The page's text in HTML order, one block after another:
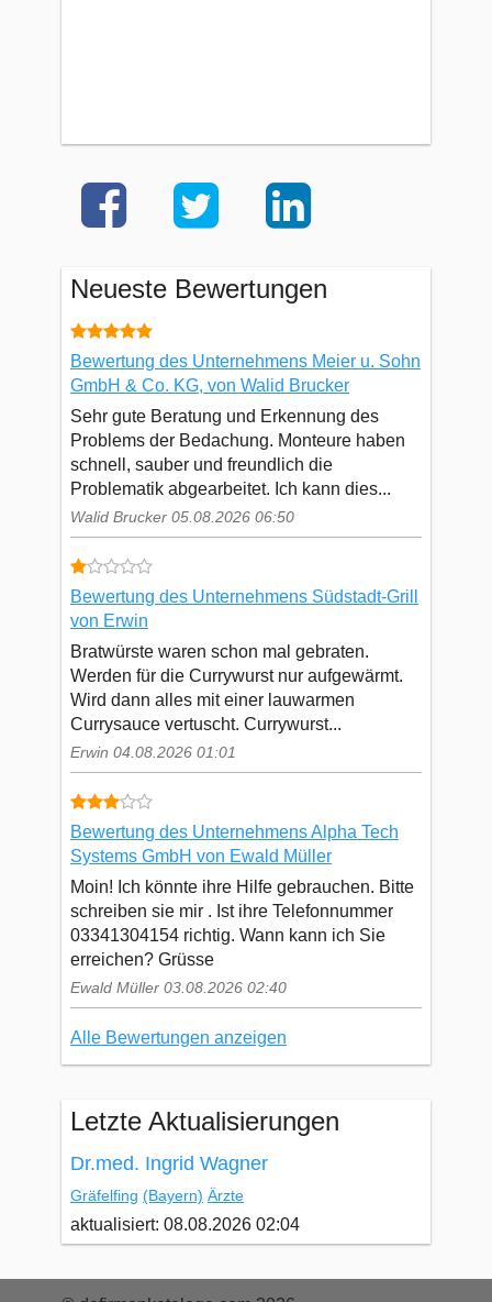
Neueste Bewertungen
Bewertung des Unternehmens Meier u. Sohn
GmbH & Co. KG, von Walid Brucker
Sehr gute Beratung und Erkennung des
Problems der Bedachung. Monteure haben
schnell, sauber und freundlich die
Problematik abgearbeitet. Ich kann dies...
Walid Brucker 05.08.2026 06:50
Bewertung des Unternehmens Südstadt-Grill
von Erwin
Bratwürste waren schon mal gebraten.
Werden für die Currywurst nur aufgewärmt.
Wird dann alles mit einer lauwarmen
Currysauce vertuscht. Currywurst...
Erwin 04.08.2026 01:01
Bewertung des Unternehmens Alpha Tech
Systems GmbH von Ewald Müller
Moin! Ich könnte ihre Hilfe gebrauchen. Bitte
schreiben sie mir . Ist ihre Telefonnummer
03341304154 richtig. Wann kann ich Sie
erreichen? Grüsse
Ewald Müller 03.08.2026 02:40
Alle Bewertungen anzeigen
Letzte Aktualisierungen
Dr.med. Ingrid Wagner
Gräfelfing (Bayern) Ärzte
aktualisiert: 08.08.2026 02:04